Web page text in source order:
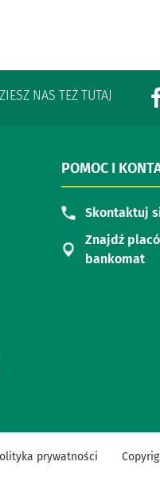
NAS TEŻ TUTAJ
POMOC I
Skontaktuj
Znajdź
bankomat
prywatności